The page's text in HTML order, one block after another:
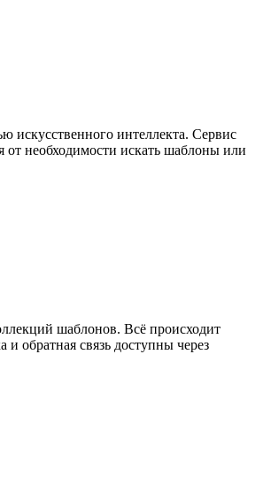
искусственного интеллекта. Сервис
от необходимости искать шаблоны или
шаблонов. Всё происходит
обратная связь доступны через